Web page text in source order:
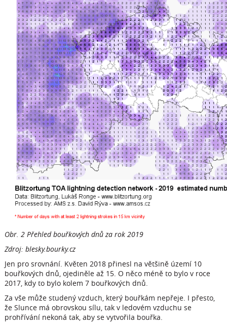
Obr. 2 Přehled bouřkových dnů za rok 2019
Zdroj: blesky.bourky.cz
Jen pro srovnání. Květen 2018 přinesl na většině území 10
bouřkových dnů, ojediněle až 15. O něco méně to bylo v roce
2017, kdy to bylo kolem 7 bouřkových dnů.
Za vše může studený vzduch, který bouřkám nepřeje. I přesto,
že Slunce má obrovskou sílu, tak v ledovém vzduchu se
prohřívání nekoná tak, aby se vytvořila bouřka.